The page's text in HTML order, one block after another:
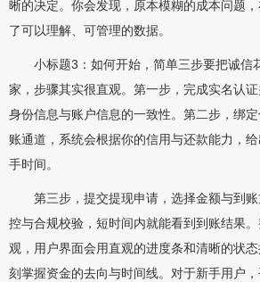
晰的决定。你会发现，原本模糊的成本问题
了可以理解、可管理的数据。
小标题3：如何开始，简单三步要把诚信
家，步骤其实很直观。第一步，完成实名认
身份信息与账户信息的一致性。第二步，绑
账通道，系统会根据你的信用与还款能力，
手时间。
第三步，提交提现申请，选择金额与到
控与合规校验，短时间内就能看到到账结果
观，用户界面会用直观的进度条和清晰的状
刻掌握资金的去向与时间线。对于新手用户